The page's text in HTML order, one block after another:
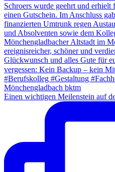
Einen wichtigen Meilenstein auf